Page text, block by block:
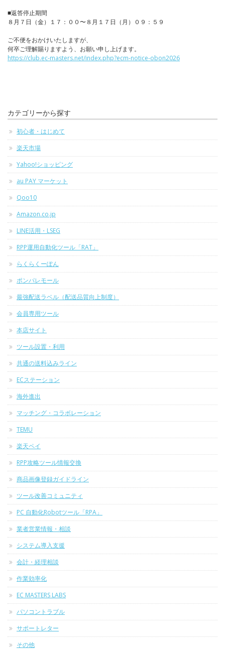
■返答停止期間
８月７日（金）１７：００〜８月１７日（月）０９：５９
ご不便をおかけいたしますが、
何卒ご理解賜りますよう、お願い申し上げます。
https://club.ec-masters.net/index.php?ecm-notice-obon2026
カテゴリーから探す
初心者・はじめて
楽天市場
Yahoo!ショッピング
au PAY マーケット
Qoo10
Amazon.co.jp
LINE活用・LSEG
RPP運用自動化ツール「RAT」
らくらくーぽん
ポンパレモール
最強配送ラベル（配送品質向上制度）
会員専用ツール
本店サイト
ツール設置・利用
共通の送料込みライン
ECステーション
海外進出
マッチング・コラボレーション
TEMU
楽天ペイ
RPP攻略ツール情報交換
商品画像登録ガイドライン
ツール改善コミュニティ
PC 自動化Robotツール「RPA」
業者営業情報・相談
システム導入支援
会計・経理相談
作業効率化
EC MASTERS LABS
パソコントラブル
サポートレター
その他